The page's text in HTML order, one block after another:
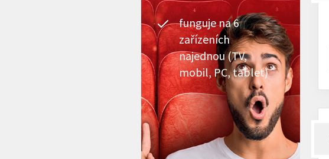
funguje na 6
zařízeních
najednou (TV,
mobil, PC, tablet)